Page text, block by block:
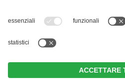
Nonostante il lavoro accurato e il costante
possono verificare errori. Non garantiamo la
tutte le informazioni.
Per motivi di sicurezza, si prega di verificare